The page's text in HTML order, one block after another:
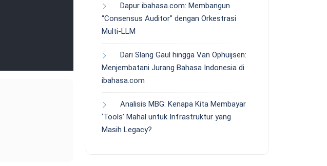
Dapur ibahasa.com: Membangun
“Consensus Auditor” dengan Orkestrasi
Multi-LLM
Dari Slang Gaul hingga Van Ophuijsen:
Menjembatani Jurang Bahasa Indonesia di
ibahasa.com
Analisis MBG: Kenapa Kita Membayar
‘Tools’ Mahal untuk Infrastruktur yang
Masih Legacy?